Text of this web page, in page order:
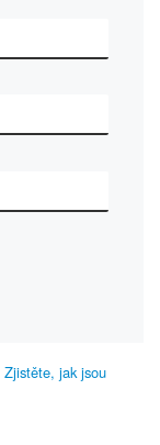
Zjistěte, jak jsou